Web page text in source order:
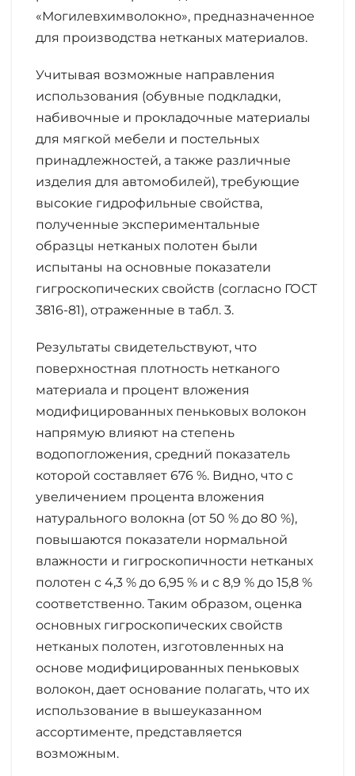
«Могилевхимволокно», предназначенное
для производства нетканых материалов.
Учитывая возможные направления
использования (обувные подкладки,
набивочные и прокладочные материалы
для мягкой мебели и постельных
принадлежностей, а также различные
изделия для автомобилей), требующие
высокие гидрофильные свойства,
полученные экспериментальные
образцы нетканых полотен были
испытаны на основные показатели
гигроскопических свойств (согласно ГОСТ
3816-81), отраженные в табл. 3.
Результаты свидетельствуют, что
поверхностная плотность нетканого
материала и процент вложения
модифицированных пеньковых волокон
напрямую влияют на степень
водопогложения, средний показатель
которой составляет 676 %. Видно, что с
увеличением процента вложения
натурального волокна (от 50 % до 80 %),
повышаются показатели нормальной
влажности и гигроскопичности нетканых
полотен с 4,3 % до 6,95 % и с 8,9 % до 15,8 %
соответственно. Таким образом, оценка
основных гигроскопических свойств
нетканых полотен, изготовленных на
основе модифицированных пеньковых
волокон, дает основание полагать, что их
использование в вышеуказанном
ассортименте, представляется
возможным.